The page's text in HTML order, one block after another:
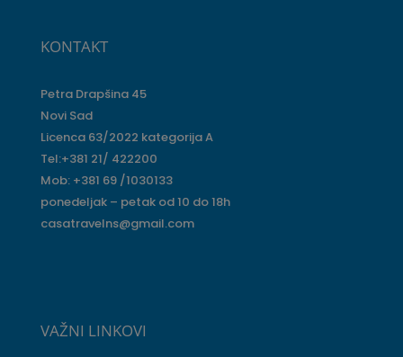
KONTAKT
Petra Drapšina 45
Novi Sad
Licenca 63/2022 kategorija A
Tel:+381 21/ 422200
Mob: +381 69 /1030133
ponedeljak – petak od 10 do 18h
casatravelns@gmail.com
VAŽNI LINKOVI